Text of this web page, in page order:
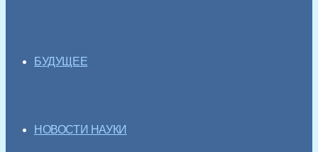
БУДУЩЕЕ
НОВОСТИ НАУКИ